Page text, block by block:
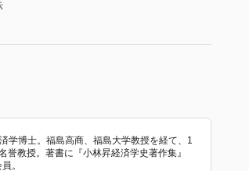
学博士。福島高商、福島大学教授を経て、1
教授。著書に『小林昇経済学史著作集』
。